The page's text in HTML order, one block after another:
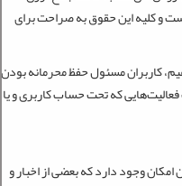
و کلیه این حقوق به صراحت برای
کاربران مسئول حفظ محرمانه بودن
که تحت حساب کاربری و یا
وجود دارد که بعضی از اخبار و